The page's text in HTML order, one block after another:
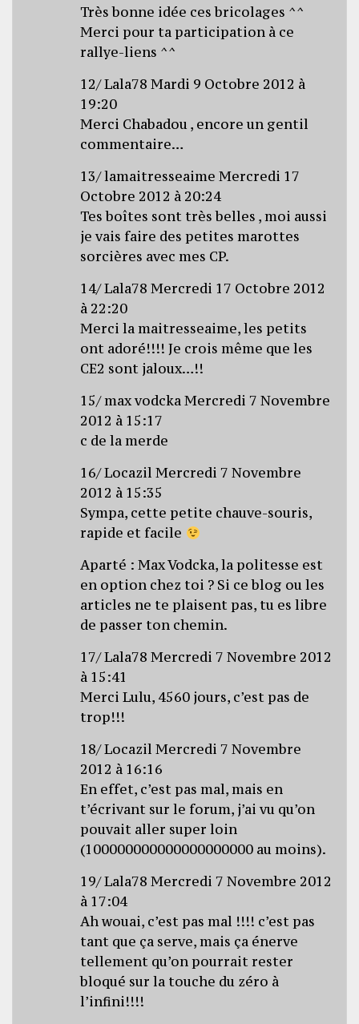
Très bonne idée ces bricolages ^^
Merci pour ta participation à ce
rallye-liens ^^
12/ Lala78 Mardi 9 Octobre 2012 à
19:20
Merci Chabadou , encore un gentil
commentaire…
13/ lamaitresseaime Mercredi 17
Octobre 2012 à 20:24
Tes boîtes sont très belles , moi aussi
je vais faire des petites marottes
sorcières avec mes CP.
14/ Lala78 Mercredi 17 Octobre 2012
à 22:20
Merci la maitresseaime, les petits
ont adoré!!!! Je crois même que les
CE2 sont jaloux…!!
15/ max vodcka Mercredi 7 Novembre
2012 à 15:17
c de la merde
16/ Locazil Mercredi 7 Novembre
2012 à 15:35
Sympa, cette petite chauve-souris,
rapide et facile
Aparté : Max Vodcka, la politesse est
en option chez toi ? Si ce blog ou les
articles ne te plaisent pas, tu es libre
de passer ton chemin.
17/ Lala78 Mercredi 7 Novembre 2012
à 15:41
Merci Lulu, 4560 jours, c’est pas de
trop!!!
18/ Locazil Mercredi 7 Novembre
2012 à 16:16
En effet, c’est pas mal, mais en
t’écrivant sur le forum, j’ai vu qu’on
pouvait aller super loin
(100000000000000000000 au moins).
19/ Lala78 Mercredi 7 Novembre 2012
à 17:04
Ah wouai, c’est pas mal !!!! c’est pas
tant que ça serve, mais ça énerve
tellement qu’on pourrait rester
bloqué sur la touche du zéro à
l’infini!!!!